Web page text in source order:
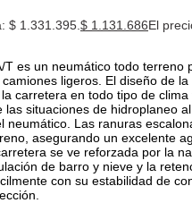
$ 1.331.395. $ 1.131.686El
T es un neumático todo terreno
ligeros. El diseño de
carretera en todo tipo de
situaciones de hidroplaneo
neumático. Las ranuras
asegurando un excelente
se ve reforzada por la
de barro y nieve y la
con su estabilidad de